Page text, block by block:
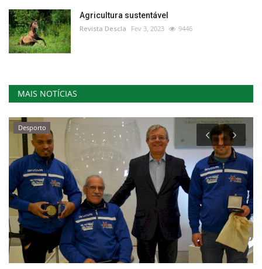
Agricultura sustentável
Revista Descla Fev 3, 2023 9446
MAIS NOTÍCIAS
Desporto